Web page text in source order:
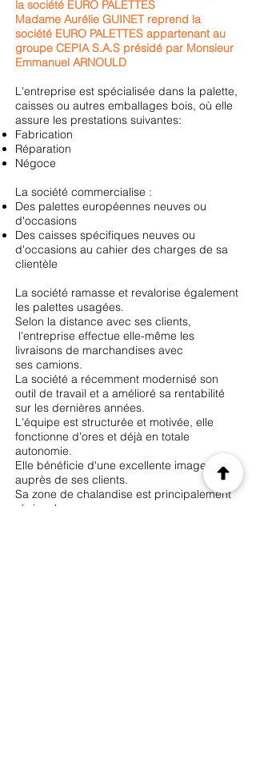
la société EURO PALETTES
Madame Aurélie GUINET reprend la
société EURO PALETTES appartenant au
groupe CEPIA S.A.S présidé par Monsieur
Emmanuel ARNOULD
L'entreprise est spécialisée dans la palette,
caisses ou autres emballages bois, où elle
assure les prestations suivantes:
Fabrication
Réparation
Négoce
La société commercialise :
Des palettes européennes neuves ou
d'occasions
Des caisses spécifiques neuves ou
d'occasions au cahier des charges de sa
clientèle
La société ramasse et revalorise également
les palettes usagées.
Selon la distance avec ses clients,
l'entreprise effectue elle-même les
livraisons de marchandises avec
ses camions.
La société a récemment modernisé son
outil de travail et a amélioré sa rentabilité
sur les dernières années.
L'équipe est structurée et motivée, elle
fonctionne d'ores et déjà en totale
autonomie.
Elle bénéficie d'une excellente image
auprès de ses clients.
Sa zone de chalandise est principalement
régionale.